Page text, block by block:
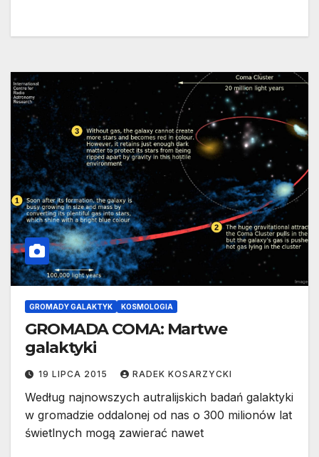
GROMADY GALAKTYK KOSMOLOGIA
GROMADA COMA: Martwe
galaktyki
19 LIPCA 2015 RADEK KOSARZYCKI
Według najnowszych autralijskich badań galaktyki
w gromadzie oddalonej od nas o 300 milionów lat
świetlnych mogą zawierać nawet